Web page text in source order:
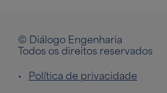
© Diálogo Engenharia
Todos os direitos reservados
• Política de privacidade